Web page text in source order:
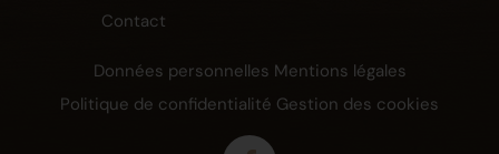
Contact
Données personnelles Mentions légales
Politique de confidentialité Gestion des cookies